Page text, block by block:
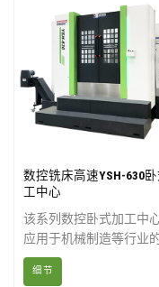
零件进行铣削、钻孔、
铰孔、攻丝等多道工序
以及加工零件的多个工
二维和三维曲面。
数控铣床高速YSH-630
工中心
该系列数控卧式加工中
应用于机械制造等行业
工。我们的卧式加工中心
自动化程度高、可靠性
细节